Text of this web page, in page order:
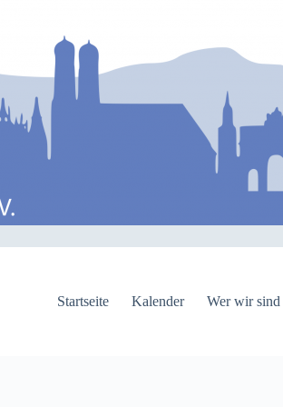
Startseite Kalender Wer wir sind